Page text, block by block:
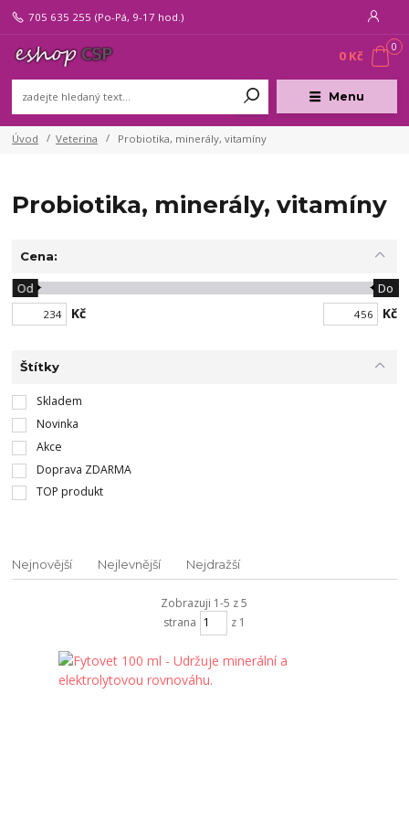
Menu
705 635 255 (Po-Pá, 9-17 hod.)
0
0 Kč
Úvod Veterina Probiotika, minerály, vitamíny
Probiotika, minerály, vitamíny
Cena:
Kč
Od Do
Kč
Štítky
Skladem
Novinka
Akce
Doprava ZDARMA
TOP produkt
Nejnovější Nejlevnější Nejdražší
Zobrazuji 1-5 z 5
strana
z 1